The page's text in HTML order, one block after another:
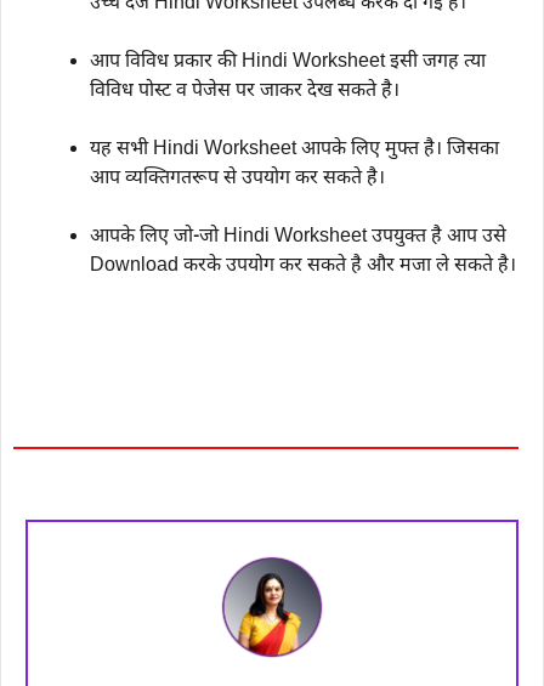
आप विविध प्रकार की Hindi Worksheet इसी जगह त्या
विविध पोस्ट व पेजेस पर जाकर देख सकते है।
यह सभी Hindi Worksheet आपके लिए मुफ्त है। जिसका
आप व्यक्तिगतरूप से उपयोग कर सकते है।
आपके लिए जो-जो Hindi Worksheet उपयुक्त है आप उसे
Download करके उपयोग कर सकते है और मजा ले सकते है।